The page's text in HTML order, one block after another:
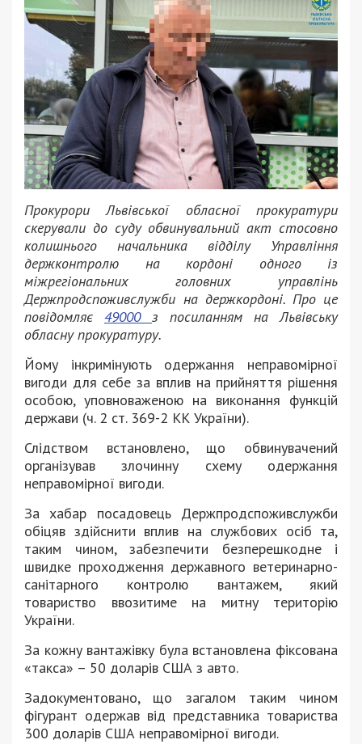
Прокурори Львівської обласної прокуратури
скерували до суду обвинувальний акт стосовно
колишнього начальника відділу Управління
держконтролю на кордоні одного із
міжрегіональних головних управлінь
Держпродспоживслужби на держкордоні. Про це
повідомляє 49000 з посиланням на Львівську
обласну прокуратуру.
Йому інкримінують одержання неправомірної
вигоди для себе за вплив на прийняття рішення
особою, уповноваженою на виконання функцій
держави (ч. 2 ст. 369-2 КК України).
Слідством встановлено, що обвинувачений
організував злочинну схему одержання
неправомірної вигоди.
За хабар посадовець Держпродспоживслужби
обіцяв здійснити вплив на службових осіб та,
таким чином, забезпечити безперешкодне і
швидке проходження державного ветеринарно-
санітарного контролю вантажем, який
товариство ввозитиме на митну територію
України.
За кожну вантажівку була встановлена фіксована
«такса» – 50 доларів США з авто.
Задокументовано, що загалом таким чином
фігурант одержав від представника товариства
300 доларів США неправомірної вигоди.